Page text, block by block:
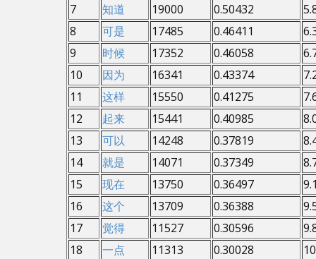
7
知道 19000 0.50432
8
可是 17485 0.46411
9
时候 17352 0.46058
10
因为 16341 0.43374
11
这样 15550 0.41275
12
起来 15441 0.40985
13
可以 14248 0.37819
14
就是 14071 0.37349
15
现在 13750 0.36497
16
这个 13709 0.36388
17
觉得 11527 0.30596
18
一点 11313 0.30028